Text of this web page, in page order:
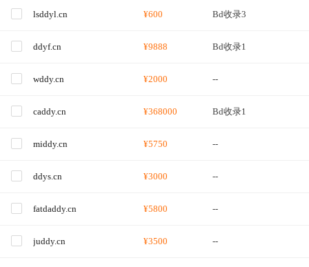
lsddyl.cn ¥600 Bd收录3
ddyf.cn ¥9888 Bd收录1
wddy.cn ¥2000 --
caddy.cn ¥368000 Bd收录1
middy.cn ¥5750 --
ddys.cn ¥3000 --
fatdaddy.cn ¥5800 --
juddy.cn ¥3500 --